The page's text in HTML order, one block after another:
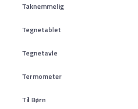
Taknemmelig
Tegnetablet
Tegnetavle
Termometer
Til Børn